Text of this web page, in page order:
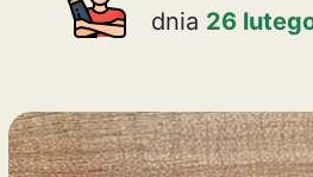
dnia 26